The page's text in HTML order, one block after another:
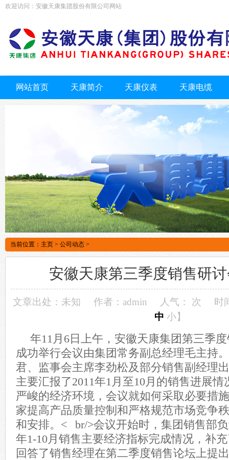
欢迎访问：安徽天康集团股份有限公司网站
网站首页 天康简介 天康仪表 天康电缆
当前位置： 主页 > 公司动态 >
安徽天康第三季度销售研
文章出处：未知 作者：admin 人气： 次
时
中 小】
年11月6日上午，安徽天康集团第三季
成功举行会议由集团常务副总经理毛主持
君、监事会主席李劲松及部分销售副经理
主要汇报了2011年1月至10月的销售进展
严峻的经济环境，会议就如何采取必要措
家提高产品质量控制和严格规范市场竞争
和安排。< br/>会议开始时，集团销售部
年1-10月销售主要经济指标完成情况，补
回答了销售经理在第二季度销售论坛上提